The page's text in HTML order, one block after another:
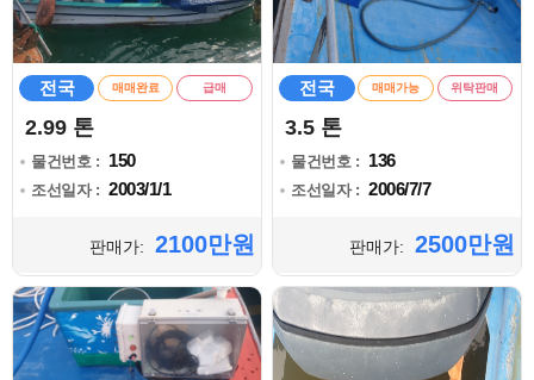
전국 매매완료 급매
2.99 톤
물건번호 : 150
조선일자 : 2003/1/1
판매가: 2100만원
전국 매매가능 위탁판매
3.5 톤
물건번호 : 136
조선일자 : 2006/7/7
판매가: 2500만원